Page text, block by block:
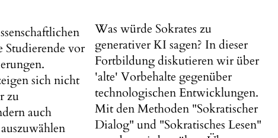
Studierende vor
sich nicht
zu
auch
Was würde Sokrates zu
generativer KI sagen? In dieser
Fortbildung diskutieren wir über
'alte' Vorbehalte gegenüber
technologischen Entwicklungen.
Mit den Methoden "Sokratischer
Dialog" und "Sokratisches Lesen"